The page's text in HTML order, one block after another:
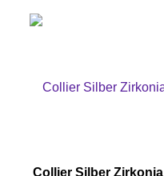
Collier Silber Zirkonia